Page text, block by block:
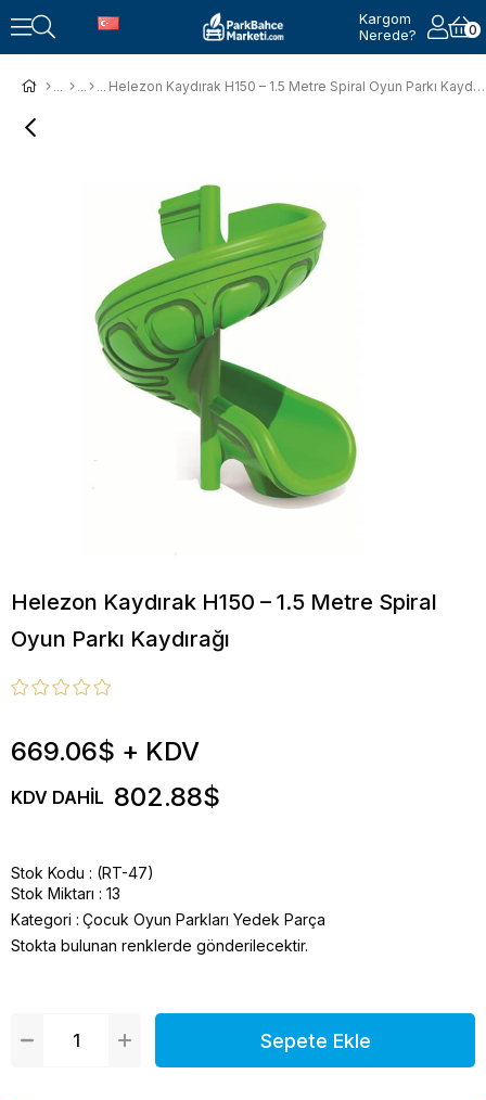
0
Kargom
Nerede?
Helezon Kaydırak H150 – 1.5 Metre Spiral Oyun Parkı Kaydırağı
Helezon Kaydırak H150 – 1.5 Metre Spiral
Oyun Parkı Kaydırağı
669.06$ + KDV
KDV DAHIL 802.88$
Stok Kodu
(RT-47)
Stok Miktarı : 13
Kategori : Çocuk Oyun Parkları Yedek Parça
Stokta bulunan renklerde gönderilecektir.